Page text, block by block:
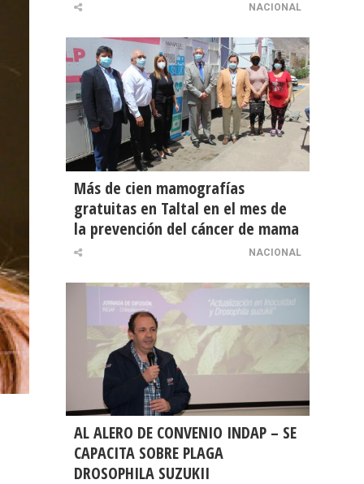
NACIONAL
Más de cien mamografías
gratuitas en Taltal en el mes de
la prevención del cáncer de mama
NACIONAL
AL ALERO DE CONVENIO INDAP – SE
CAPACITA SOBRE PLAGA
DROSOPHILA SUZUKII